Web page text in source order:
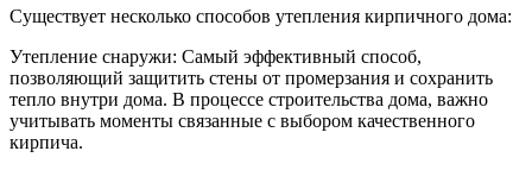
Существует несколько способов утепления кирпичного дома:
Утепление снаружи: Самый эффективный способ,
позволяющий защитить стены от промерзания и сохранить
тепло внутри дома. В процессе строительства дома, важно
учитывать моменты связанные с выбором качественного
кирпича.